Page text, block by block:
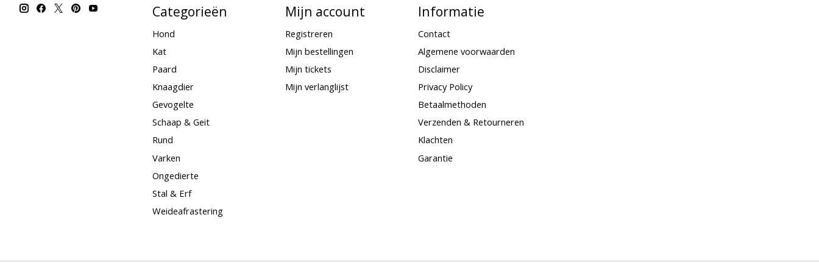
Categorieën
Hond
Kat
Paard
Knaagdier
Gevogelte
Schaap & Geit
Rund
Varken
Ongedierte
Stal & Erf
Weideafrastering
Mijn account
Registreren
Mijn bestellingen
Mijn tickets
Mijn verlanglijst
Informatie
Contact
Algemene voorwaarden
Disclaimer
Privacy Policy
Betaalmethoden
Verzenden & Retourneren
Klachten
Garantie